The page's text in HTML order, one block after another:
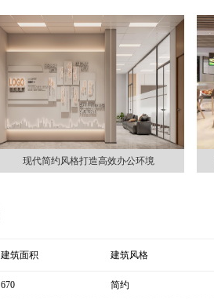
现代简约风格打造高效办公环境
建筑面积 建筑风格
670 简约